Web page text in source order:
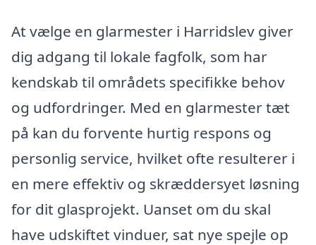
At vælge en glarmester i Harridslev giver
dig adgang til lokale fagfolk, som har
kendskab til områdets specifikke behov
og udfordringer. Med en glarmester tæt
på kan du forvente hurtig respons og
personlig service, hvilket ofte resulterer i
en mere effektiv og skræddersyet løsning
for dit glasprojekt. Uanset om du skal
have udskiftet vinduer, sat nye spejle op